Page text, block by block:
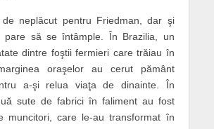
de neplăcut pentru Friedman, dar şi
pare să se întâmple. În Brazilia, un
dintre foştii fermieri care trăiau în
oraşelor au cerut pământ
a-şi relua viaţa de dinainte. În
sute de fabrici în faliment au fost
muncitori, care le-au transformat în